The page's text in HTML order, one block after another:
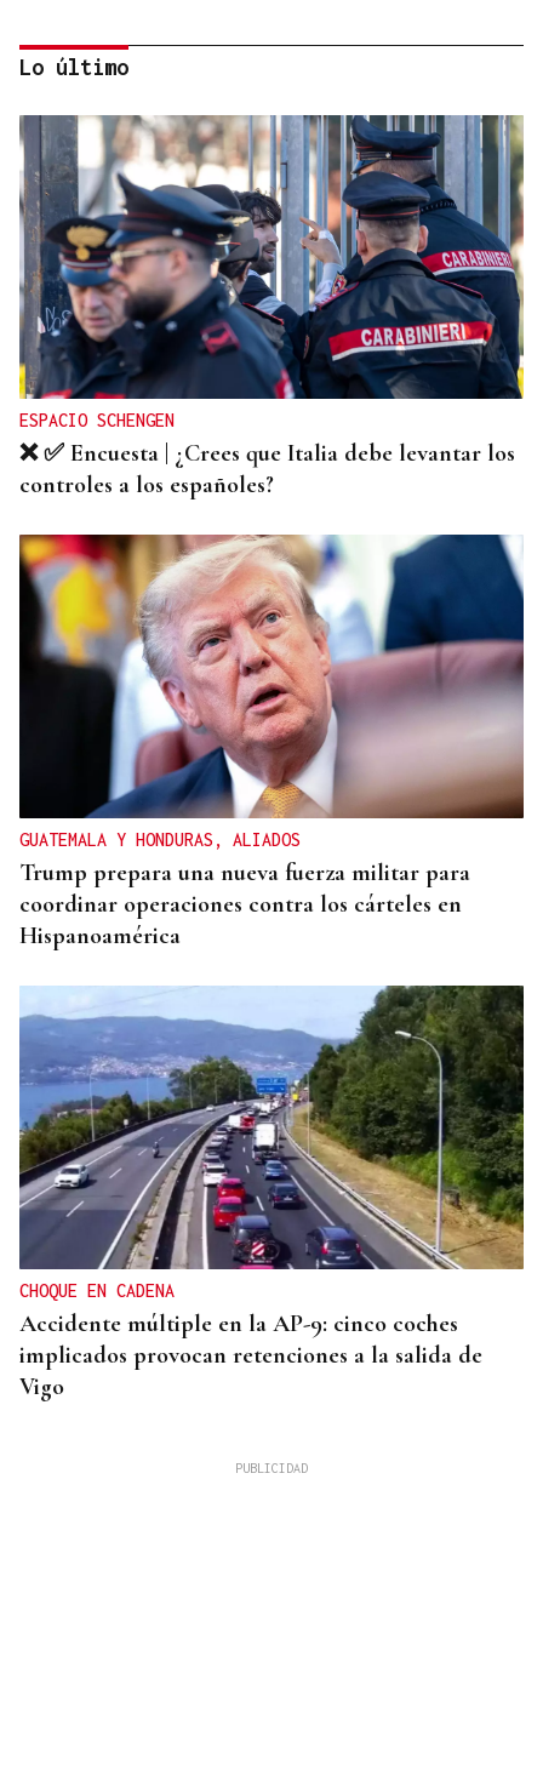
RELACIONES DIPLOMÁTICAS
Chile y Venezuela retoman sus relaciones
consulares tras dos años de ruptura
Lo último
ESPACIO SCHENGEN
❌ ✅ Encuesta | ¿Crees que Italia debe levantar los
controles a los españoles?
GUATEMALA Y HONDURAS, ALIADOS
Trump prepara una nueva fuerza militar para
coordinar operaciones contra los cárteles en
Hispanoamérica
CHOQUE EN CADENA
Accidente múltiple en la AP-9: cinco coches
implicados provocan retenciones a la salida de
Vigo